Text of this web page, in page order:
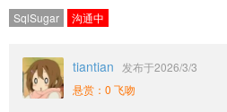
SqlSugar 沟通中
tiantian
发布于2026/3/3
悬赏：0 飞吻